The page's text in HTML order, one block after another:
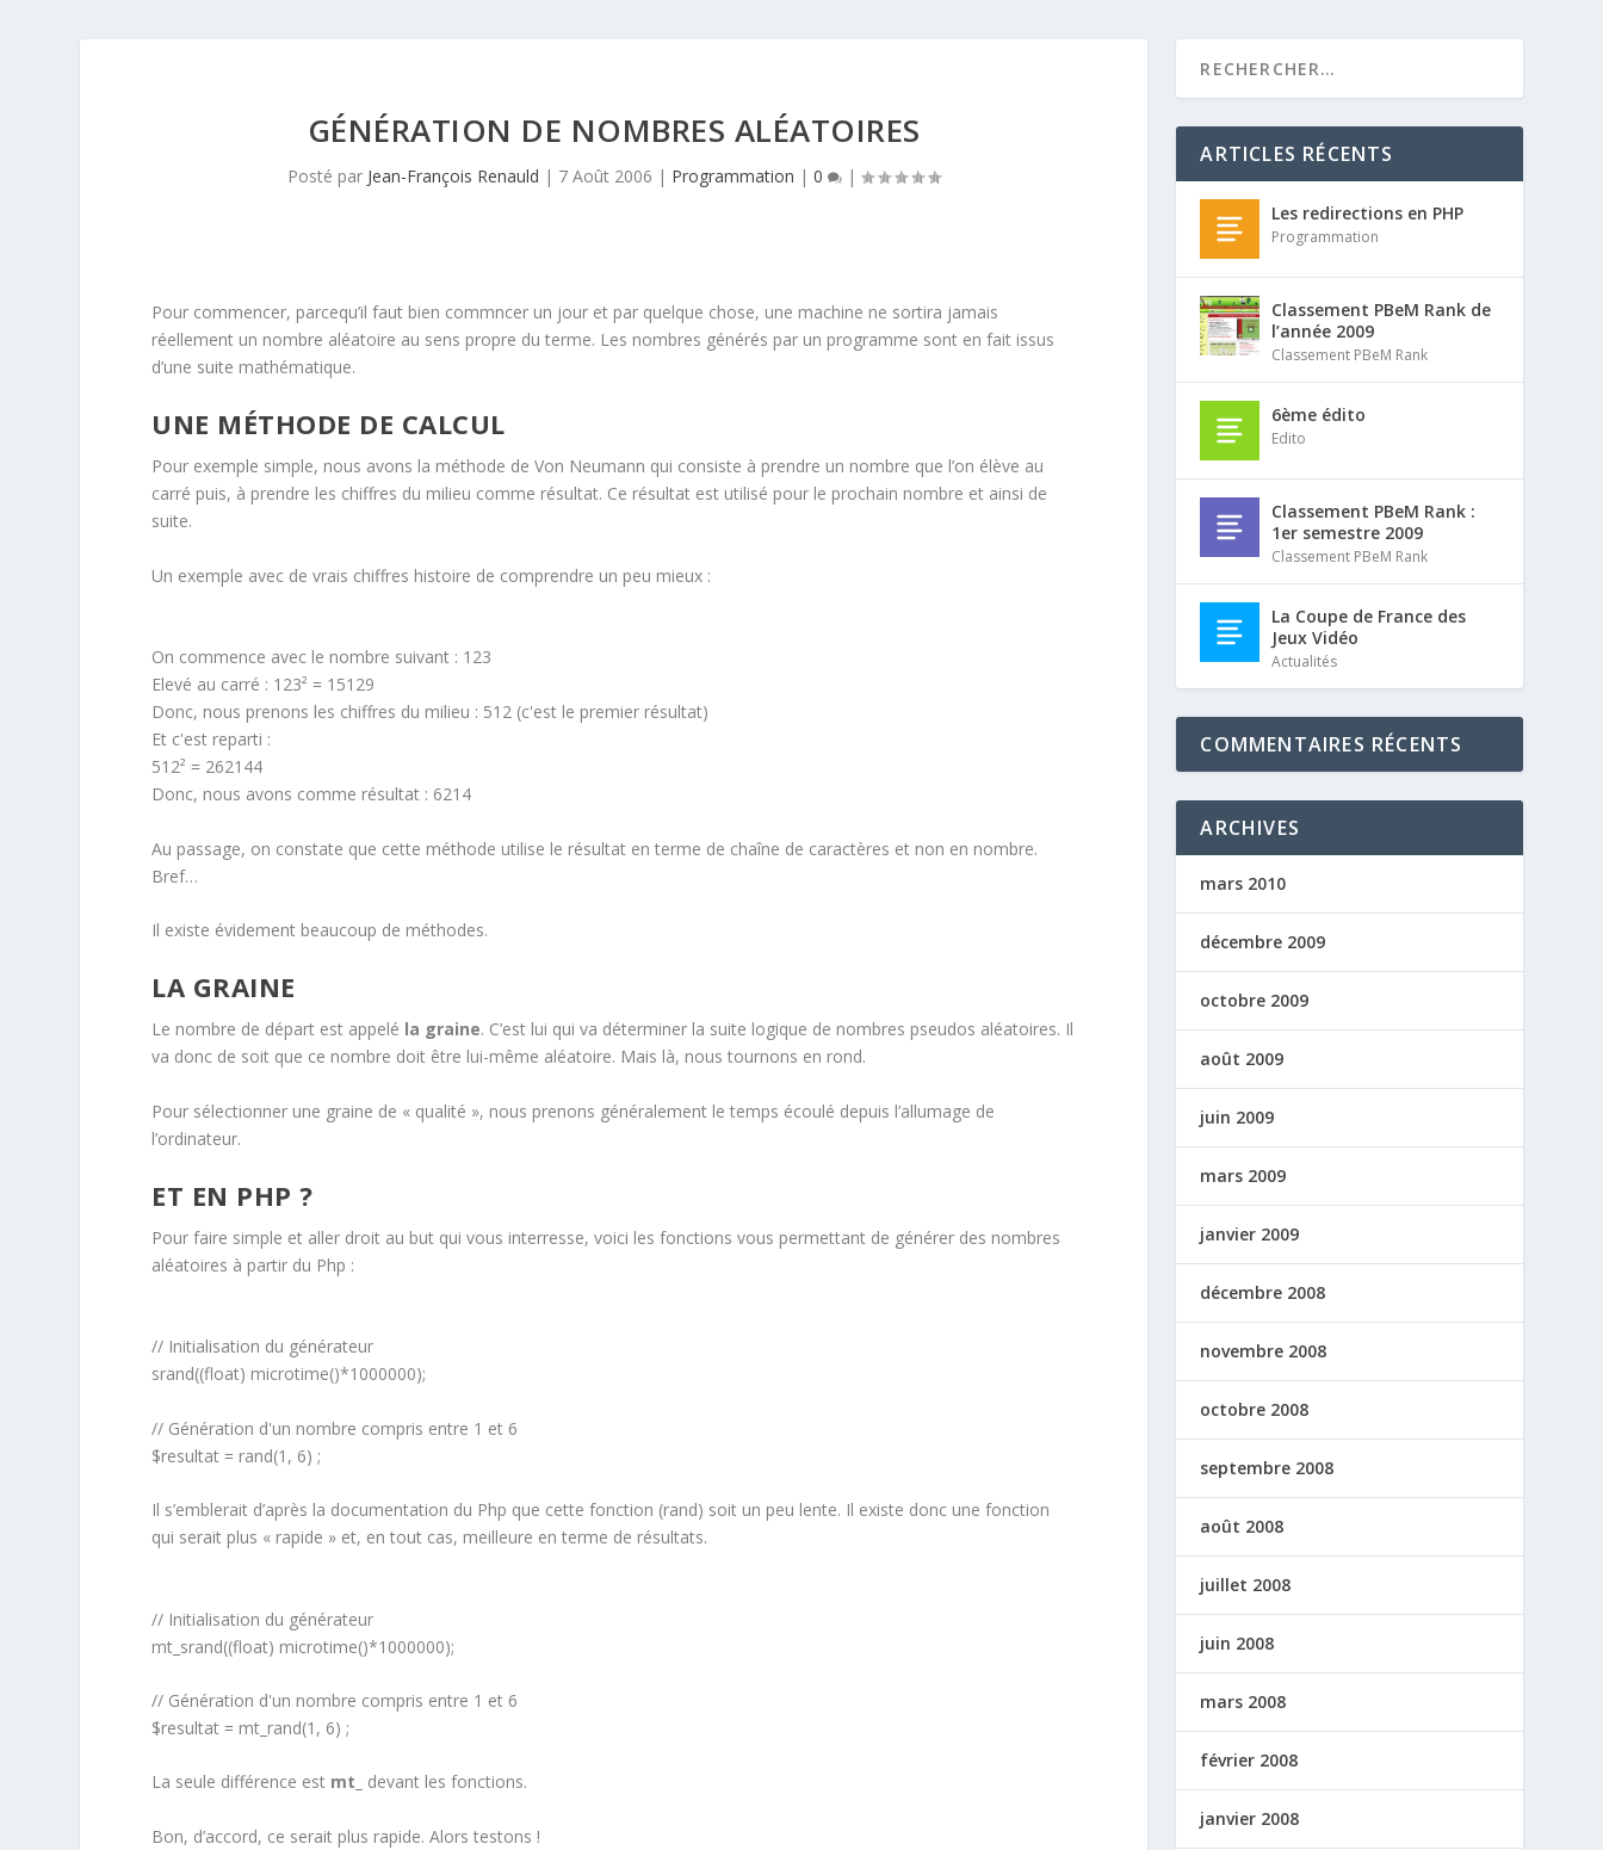
GÉNÉRATION DE NOMBRES ALÉATOIRES
Posté par Jean-François Renauld | 7 Août 2006 | Programmation |0 |
Pour commencer, parcequ’il faut bien commncer un jour et par quelque chose, une machine ne sortira jamais
réellement un nombre aléatoire au sens propre du terme. Les nombres générés par un programme sont en fait issus
d’une suite mathématique.
UNE MÉTHODE DE CALCUL
Pour exemple simple, nous avons la méthode de Von Neumann qui consiste à prendre un nombre que l’on élève au
carré puis, à prendre les chiffres du milieu comme résultat. Ce résultat est utilisé pour le prochain nombre et ainsi de
suite.
Un exemple avec de vrais chiffres histoire de comprendre un peu mieux :
On commence avec le nombre suivant : 123
Elevé au carré : 123² = 15129
Donc, nous prenons les chiffres du milieu : 512 (c'est le premier résultat)
Et c'est reparti :
512² = 262144
Donc, nous avons comme résultat : 6214
Au passage, on constate que cette méthode utilise le résultat en terme de chaîne de caractères et non en nombre.
Bref…
Il existe évidement beaucoup de méthodes.
LA GRAINE
Le nombre de départ est appelé la graine. C’est lui qui va déterminer la suite logique de nombres pseudos aléatoires. Il
va donc de soit que ce nombre doit être lui-même aléatoire. Mais là, nous tournons en rond.
Pour sélectionner une graine de « qualité », nous prenons généralement le temps écoulé depuis l’allumage de
l’ordinateur.
ET EN PHP ?
Pour faire simple et aller droit au but qui vous interresse, voici les fonctions vous permettant de générer des nombres
aléatoires à partir du Php :
// Initialisation du générateur
srand((float) microtime()*1000000);
// Génération d'un nombre compris entre 1 et 6
$resultat = rand(1, 6) ;
Il s’emblerait d’après la documentation du Php que cette fonction (rand) soit un peu lente. Il existe donc une fonction
qui serait plus « rapide » et, en tout cas, meilleure en terme de résultats.
// Initialisation du générateur
mt_srand((float) microtime()*1000000);
// Génération d'un nombre compris entre 1 et 6
$resultat = mt_rand(1, 6) ;
La seule différence est mt_ devant les fonctions.
Bon, d’accord, ce serait plus rapide. Alors testons !
ARTICLES RÉCENTS
Les redirections en PHP
Programmation
Classement PBeM Rank de
l’année 2009
Classement PBeM Rank
6ème édito
Edito
Classement PBeM Rank :
1er semestre 2009
Classement PBeM Rank
La Coupe de France des
Jeux Vidéo
Actualités
COMMENTAIRES RÉCENTS
ARCHIVES
mars 2010
décembre 2009
octobre 2009
août 2009
juin 2009
mars 2009
janvier 2009
décembre 2008
novembre 2008
octobre 2008
septembre 2008
août 2008
juillet 2008
juin 2008
mars 2008
février 2008
janvier 2008